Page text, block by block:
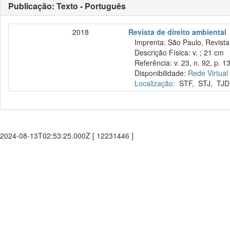
Publicação: Texto - Português
2018
Revista de direito ambiental
Imprenta: São Paulo,
Descrição Física: v. ; 21 cm
Referência: v. 23, n. 92, p.
Disponibilidade: Rede
Localização: STF,STJ,TJD
2024-08-13T02:53:25.000Z [ 12231446 ]